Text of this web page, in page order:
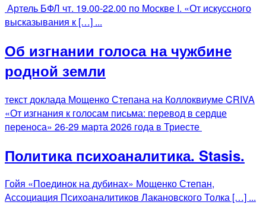
Артель БФЛ чт. 19.00-22.00 по Москве I. «От искуссного
высказывания к […] ...
Об изгнании голоса на чужбине
родной земли
текст доклада Мощенко Степана на Коллоквиуме CRIVA
«От изгнания к голосам письма: перевод в сердце
переноса» 26-29 марта 2026 года в Триесте
Политика психоаналитика. Stasis.
Гойя «Поединок на дубинах» Мощенко Степан,
Ассоциация Психоаналитиков Лакановского Толка […] ...